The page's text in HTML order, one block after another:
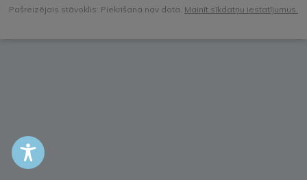
Pašreizējais stāvoklis: Piekrišana nav dota. Mainīt sīkdatņu iestatījumus.